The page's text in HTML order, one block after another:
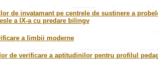
de invatamant pe centrele de sustinere a
a IX-a cu predare bilingv
a limbii moderne
de verificare a aptitudinilor pentru profilul